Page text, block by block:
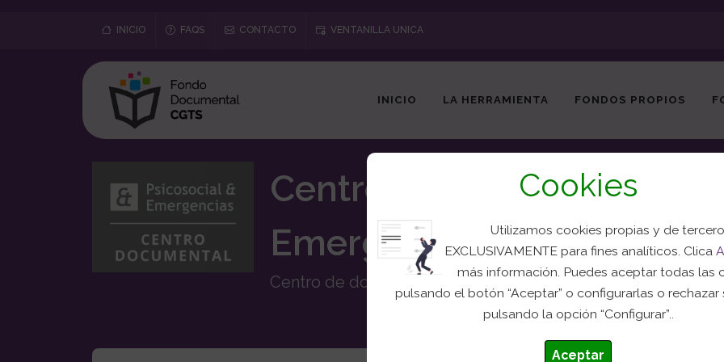
Cookies
Utilizamos cookies propias y de
EXCLUSIVAMENTE para fines analíticos. Clica
más información. Puedes aceptar todas las
pulsando el botón “Aceptar” o configurarlas o rechazar
pulsando la opción “Configurar”..
Aceptar
INICIO FAQS CONTACTO VENTANILLA UNICA
INICIO LA HERRAMIENTA FONDOS PROPIOS
Centro Documental
Emergencias
Centro de documentación especializado en Trabajo Social
Inicio